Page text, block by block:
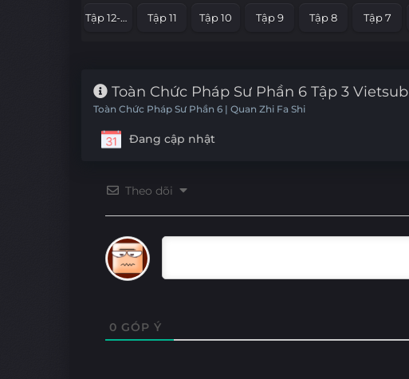
Tập 12-End Tập 11 Tập 10 Tập 9 Tập 8 Tập 7
Toàn Chức Pháp Sư Phần 6 Tập 3 Vietsub
Toàn Chức Pháp Sư Phần 6 | Quan Zhi Fa Shi
Đang cập nhật
Theo dõi
0 GÓP Ý